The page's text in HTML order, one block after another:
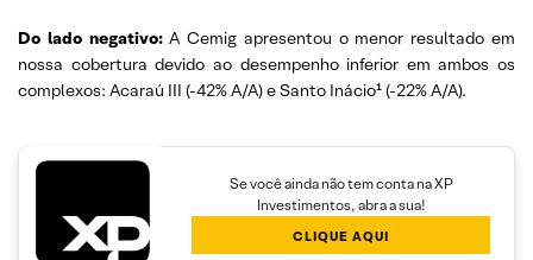
Do lado negativo:A Cemig apresentou o menor resultado em
nossa cobertura devido ao desempenho inferior em ambos os
complexos: Acaraú III (-42% A/A) e Santo Inácio¹ (-22% A/A).
Se você ainda não tem conta na XP
Investimentos, abra a sua!
CLIQUE AQUI